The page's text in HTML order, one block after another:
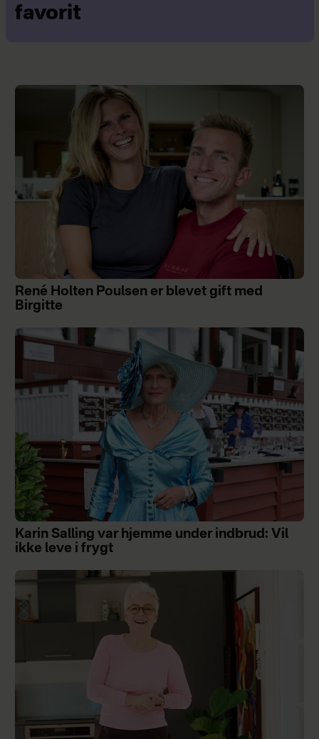
favorit
René Holten Poulsen er blevet gift med
Birgitte
Karin Salling var hjemme under indbrud: Vil
ikke leve i frygt